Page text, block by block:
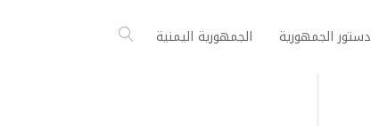
دستور الجمهورية الجمهورية اليمنية